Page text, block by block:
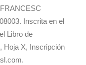
Inscrita en el
Libro de
Hoja X, Inscripción